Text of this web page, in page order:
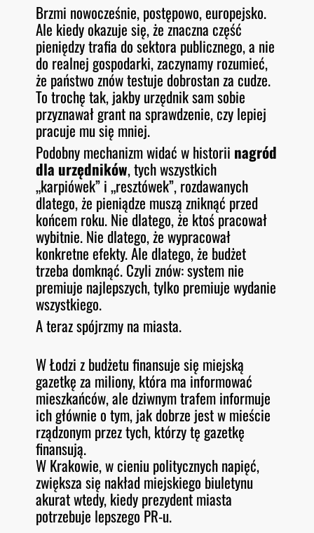
Brzmi nowocześnie, postępowo, europejsko.
Ale kiedy okazuje się, że znaczna część
pieniędzy trafia do sektora publicznego, a nie
do realnej gospodarki, zaczynamy rozumieć,
że państwo znów testuje dobrostan za cudze.
To trochę tak, jakby urzędnik sam sobie
przyznawał grant na sprawdzenie, czy lepiej
pracuje mu się mniej.
Podobny mechanizm widać w historii nagród
dla urzędników, tych wszystkich
„karpiówek” i „resztówek”, rozdawanych
dlatego, że pieniądze muszą zniknąć przed
końcem roku. Nie dlatego, że ktoś pracował
wybitnie. Nie dlatego, że wypracował
konkretne efekty. Ale dlatego, że budżet
trzeba domknąć. Czyli znów: system nie
premiuje najlepszych, tylko premiuje wydanie
wszystkiego.
A teraz spójrzmy na miasta.
W Łodzi z budżetu finansuje się miejską
gazetkę za miliony, która ma informować
mieszkańców, ale dziwnym trafem informuje
ich głównie o tym, jak dobrze jest w mieście
rządzonym przez tych, którzy tę gazetkę
finansują.
W Krakowie, w cieniu politycznych napięć,
zwiększa się nakład miejskiego biuletynu
akurat wtedy, kiedy prezydent miasta
potrzebuje lepszego PR-u.